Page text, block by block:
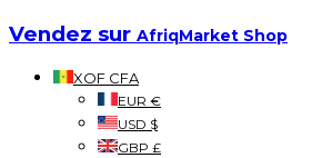
Vendez sur AfriqMarket Shop
XOF CFA
EUR €
USD $
GBP £